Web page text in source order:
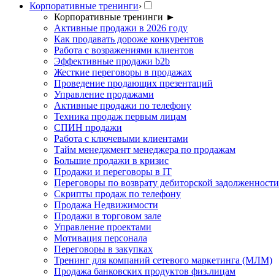
Корпоративные тренинги›
Корпоративные тренинги ►
Активные продажи в 2026 году
Как продавать дороже конкурентов
Работа с возражениями клиентов
Эффективные продажи b2b
Жесткие переговоры в продажах
Проведение продающих презентаций
Управление продажами
Активные продажи по телефону
Техника продаж первым лицам
СПИН продажи
Работа с ключевыми клиентами
Тайм менеджмент менеджера по продажам
Большие продажи в кризис
Продажи и переговоры в IT
Переговоры по возврату дебиторской задолженности
Скрипты продаж по телефону
Продажа Недвижимости
Продажи в торговом зале
Управление проектами
Мотивация персонала
Переговоры в закупках
Тренинг для компаний сетевого маркетинга (МЛМ)
Продажа банковских продуктов физ.лицам